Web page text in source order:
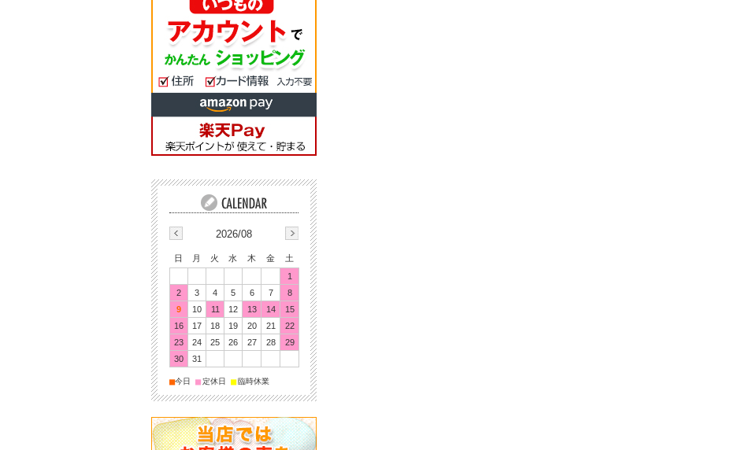
2026/08
日 月 火 水 木 金
土
1
2
3 4 5 6 7
8
9
10 11 12 13 14
15
16
17 18 19 20 21
22
23
24 25 26 27 28
29
30
31
■今日 ■定休日 ■臨時休業